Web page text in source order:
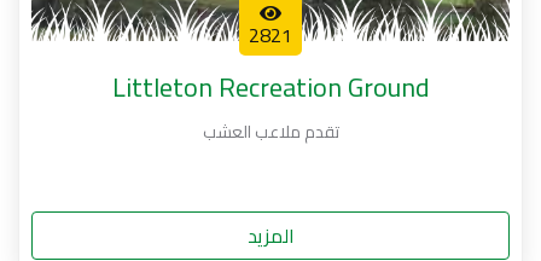
2821
Littleton Recreation Ground
تقدم ملاعب العشب
المزيد